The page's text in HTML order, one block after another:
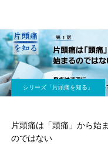
シリーズ「片頭痛を知る」
片頭痛は「頭痛」から始
のではない